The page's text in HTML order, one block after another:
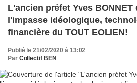
L'ancien préfet Yves BONNET
l'impasse idéologique,
financière du TOUT EOLIEN!
Publié le 21/02/2020 à 13:02
Par Collectif BEN